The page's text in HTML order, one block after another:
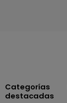
Categorías
destacadas